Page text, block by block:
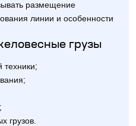
размещение
линии и особенности
грузы
техники;
грузов.